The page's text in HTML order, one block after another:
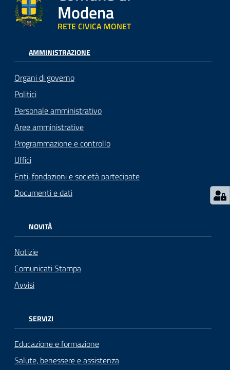
Modena
RETE CIVICA MONET
AMMINISTRAZIONE
Organi di governo
Politici
Personale amministrativo
Aree amministrative
Programmazione e controllo
Uffici
Enti, fondazioni e società partecipate
Documenti e dati
NOVITÀ
Notizie
Comunicati Stampa
Avvisi
SERVIZI
Educazione e formazione
Salute, benessere e assistenza